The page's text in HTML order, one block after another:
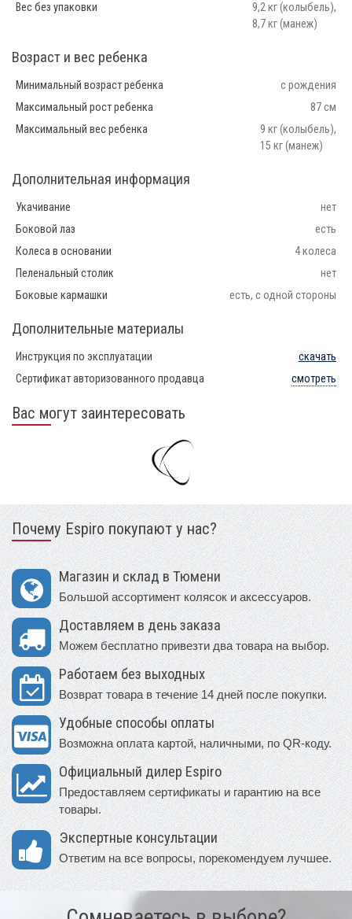
Вес без упаковки
9,2 кг (колыбель),
8,7 кг (манеж)
Возраст и вес ребенка
Минимальный возраст ребенка
с рождения
Максимальный рост ребенка
87 см
Максимальный вес ребенка
9 кг (колыбель),
15 кг (манеж)
Дополнительная информация
Укачивание
нет
Боковой лаз
есть
Колеса в основании
4 колеса
Пеленальный столик
нет
Боковые кармашки
есть, с одной стороны
Дополнительные материалы
Инструкция по эксплуатации
скачать
Сертификат авторизованного продавца
смотреть
Вас могут заинтересовать
Почему Espiro покупают у нас?
Магазин и склад в Тюмени
Большой ассортимент колясок и аксессуаров.
Доставляем в день заказа
Можем бесплатно привезти два товара на выбор.
Работаем без выходных
Возврат товара в течение 14 дней после покупки.
Удобные способы оплаты
Возможна оплата картой, наличными, по QR-коду.
Официальный дилер Espiro
Предоставляем сертификаты и гарантию на все
товары.
Экспертные консультации
Ответим на все вопросы, порекомендуем лучшее.